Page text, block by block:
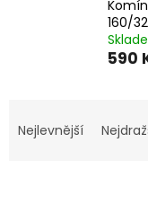
160/
590
aNejlevnější